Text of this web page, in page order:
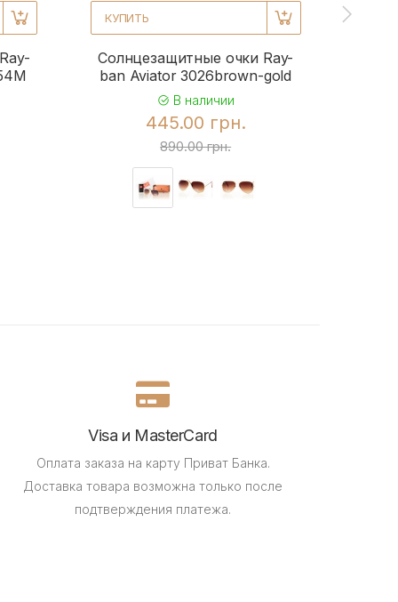
КУПИТЬ
Солнцезащитные очки Ray-
ban Aviator 3026brown-gold
В наличии
445.00 грн.
890.00 грн.
Visa и MasterCard
Оплата заказа на карту Приват Банка.
Доставка товара возможна только после
подтверждения платежа.